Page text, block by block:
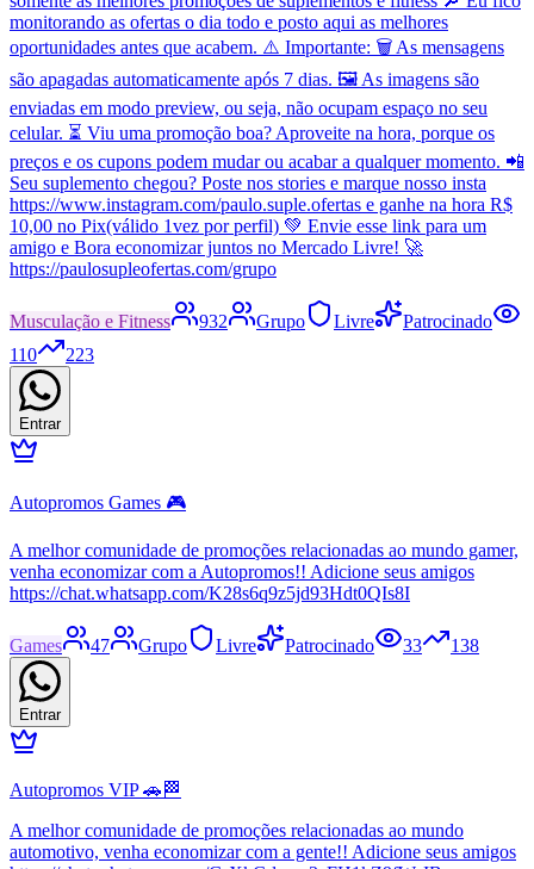
monitorando as ofertas o dia todo e posto aqui as melhores
oportunidades antes que acabem. ⚠️ Importante: 🗑️ As mensagens
são apagadas automaticamente após 7 dias. 🖼️ As imagens são
enviadas em modo preview, ou seja, não ocupam espaço no seu
celular. ⏳ Viu uma promoção boa? Aproveite na hora, porque os
preços e os cupons podem mudar ou acabar a qualquer momento. 📲
Seu suplemento chegou? Poste nos stories e marque nosso insta
https://www.instagram.com/paulo.suple.ofertas e ganhe na hora R$
10,00 no Pix(válido 1vez por perfil) 💚 Envie esse link para um
amigo e Bora economizar juntos no Mercado Livre! 🚀
https://paulosupleofertas.com/grupo
Musculação e Fitness 932 Grupo Livre
Patrocinado
110
223
Entrar
Autopromos Games 🎮
A melhor comunidade de promoções relacionadas ao mundo gamer,
venha economizar com a Autopromos!! Adicione seus amigos
https://chat.whatsapp.com/K28s6q9z5jd93Hdt0QIs8I
Games 47 Grupo Livre Patrocinado 33 138
Entrar
Autopromos VIP 🚗🏁
A melhor comunidade de promoções relacionadas ao mundo
automotivo, venha economizar com a gente!! Adicione seus amigos